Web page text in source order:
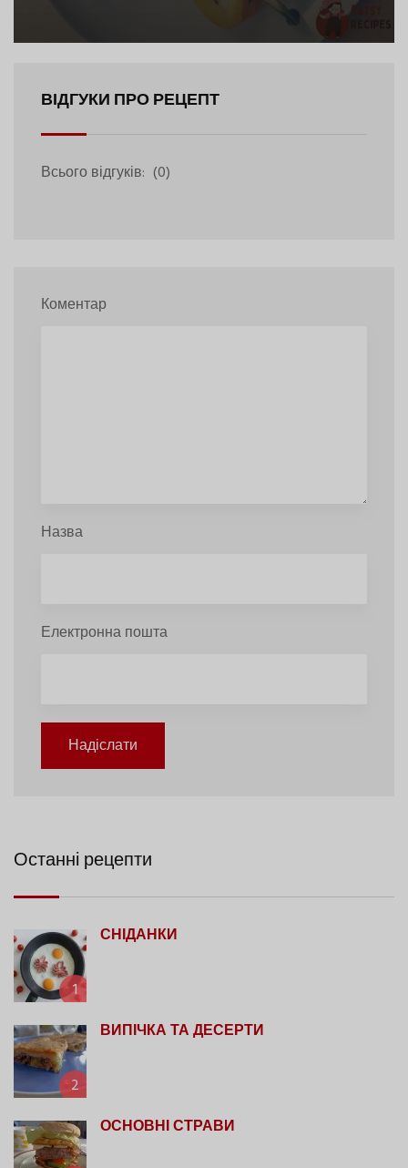
ВІДГУКИ ПРО РЕЦЕПТ
Всього відгуків: (0)
Коментар
Назва
Електронна пошта
Надіслати
Останні рецепти
1
СНІДАНКИ
2
ВИПІЧКА ТА ДЕСЕРТИ
ОСНОВНІ СТРАВИ